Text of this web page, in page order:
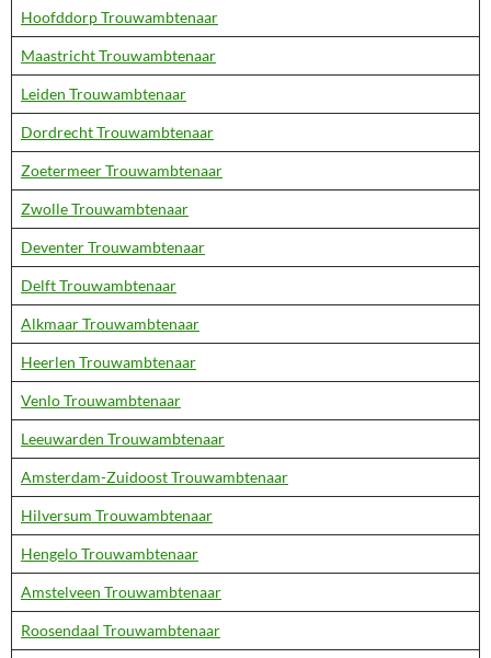
Hoofddorp Trouwambtenaar
Maastricht Trouwambtenaar
Leiden Trouwambtenaar
Dordrecht Trouwambtenaar
Zoetermeer Trouwambtenaar
Zwolle Trouwambtenaar
Deventer Trouwambtenaar
Delft Trouwambtenaar
Alkmaar Trouwambtenaar
Heerlen Trouwambtenaar
Venlo Trouwambtenaar
Leeuwarden Trouwambtenaar
Amsterdam-Zuidoost Trouwambtenaar
Hilversum Trouwambtenaar
Hengelo Trouwambtenaar
Amstelveen Trouwambtenaar
Roosendaal Trouwambtenaar